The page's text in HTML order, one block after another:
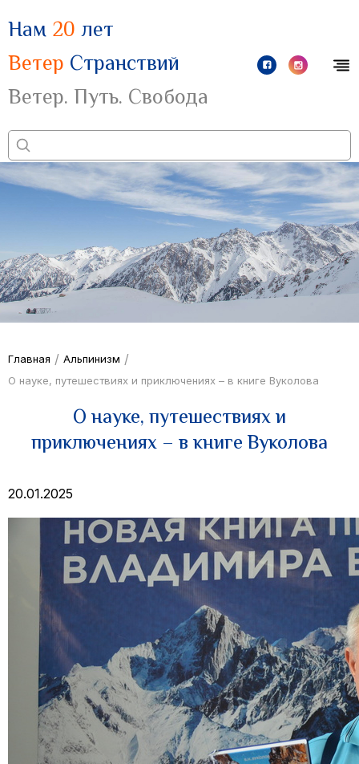
Нам 20 лет
Ветер Странствий
Ветер. Путь. Свобода
Главная / Альпинизм /
О науке, путешествиях и приключениях – в книге Вуколова
О науке, путешествиях и
приключениях – в книге Вуколова
20.01.2025